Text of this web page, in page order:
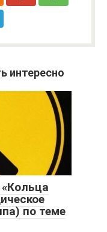
интересно
по теме